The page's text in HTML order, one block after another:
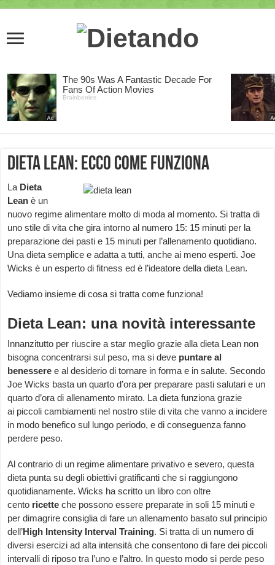
Dieta Lean: ecco come funziona
La Dieta
Lean è un
nuovo regime alimentare molto di moda al momento. Si tratta di
uno stile di vita che gira intorno al numero 15: 15 minuti per la
preparazione dei pasti e 15 minuti per l’allenamento quotidiano.
Una dieta semplice e adatta a tutti, anche ai meno esperti. Joe
Wicks è un esperto di fitness ed è l’ideatore della dieta Lean.
Vediamo insieme di cosa si tratta come funziona!
Dieta Lean: una novità interessante
Innanzitutto per riuscire a star meglio grazie alla dieta Lean non
bisogna concentrarsi sul peso, ma si deve puntare al
benessere e al desiderio di tornare in forma e in salute. Secondo
Joe Wicks basta un quarto d’ora per preparare pasti salutari e un
quarto d’ora di allenamento mirato. La dieta funziona grazie
ai piccoli cambiamenti nel nostro stile di vita che vanno a incidere
in modo benefico sul lungo periodo, e di conseguenza fanno
perdere peso.
Al contrario di un regime alimentare privativo e severo, questa
dieta punta su degli obiettivi gratificanti che si raggiungono
quotidianamente. Wicks ha scritto un libro con oltre
cento ricette che possono essere preparate in soli 15 minuti e
per dimagrire consiglia di fare un allenamento basato sul principio
dell’High Intensity Interval Training. Si tratta di un numero di
diversi esercizi ad alta intensità che consentono di fare dei piccoli
intervalli di riposo tra l’uno e l’altro. In questo modo si perde peso